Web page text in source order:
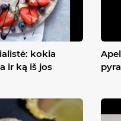
kokia
ir ką iš jos